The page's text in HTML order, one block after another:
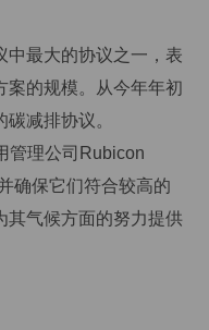
中最大的协议之一，表
案的规模。从今年年初
减排协议。
管理公司Rubicon
确保它们符合较高的
其气候方面的努力提供